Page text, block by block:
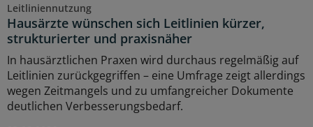
Leitliniennutzung
Hausärzte wünschen sich Leitlinien kürzer,
strukturierter und praxisnäher
In hausärztlichen Praxen wird durchaus regelmäßig auf
Leitlinien zurückgegriffen – eine Umfrage zeigt allerdings
wegen Zeitmangels und zu umfangreicher Dokumente
deutlichen Verbesserungsbedarf.